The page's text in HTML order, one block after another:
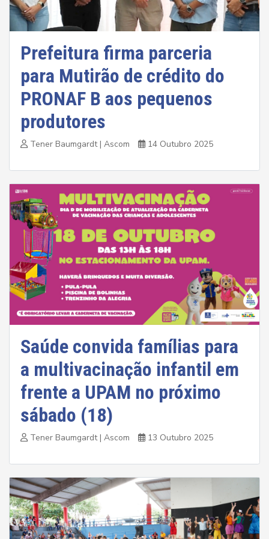
Prefeitura firma parceria
para Mutirão de crédito do
PRONAF B aos pequenos
produtores
Tener Baumgardt | Ascom 14 Outubro 2025
Saúde convida famílias para
a multivacinação infantil em
frente a UPAM no próximo
sábado (18)
Tener Baumgardt | Ascom 13 Outubro 2025